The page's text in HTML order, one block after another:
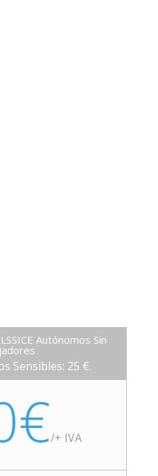
Autónomos Sin
Sensibles: 25 €.
/+ IVA